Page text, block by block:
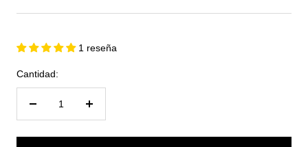
de
1 reseña
Cantidad: